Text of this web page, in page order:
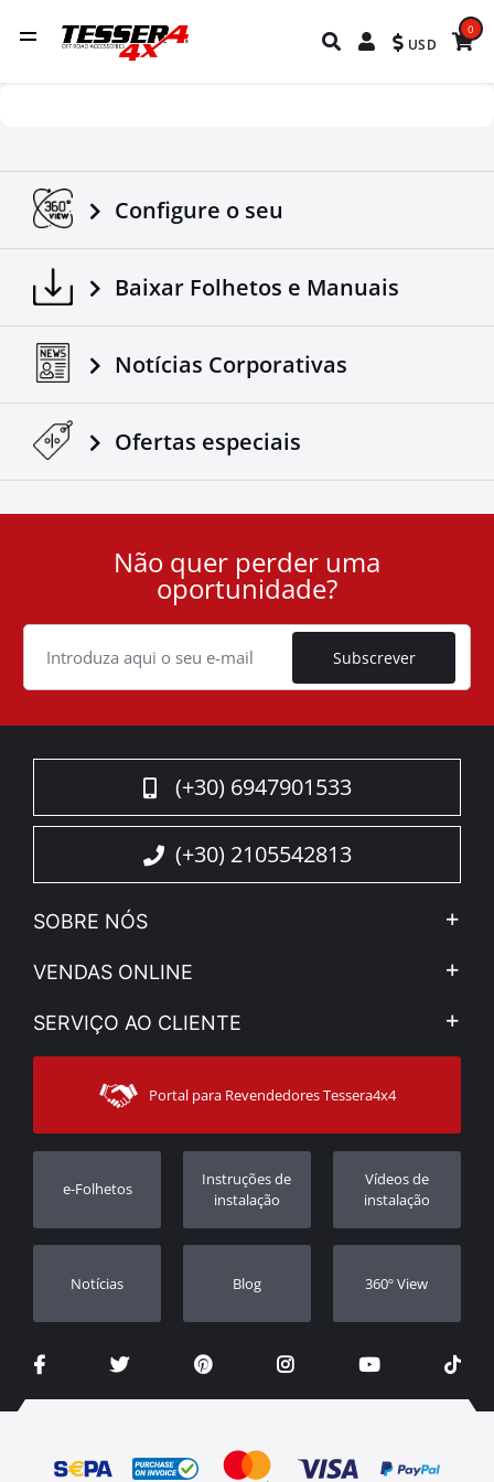
USD
0
Configure o seu
Baixar Folhetos e Manuais
Notícias Corporativas
Ofertas especiais
Cookie
Não quer perder uma
oportunidade?
Subscrever
(+30) 6947901533
(+30) 2105542813
SOBRE NÓS
A Companhia
Notícias
Sitemap
VENDAS ONLINE
Minha Conta
Modos de Enviο
SERVIÇO AO CLIENTE
Contacto
Apoio ao cliente
Rastrear ordem
Revendedores
Portal para Revendedores Tessera4x4
e-Folhetos
Instruções de
instalação
Vídeos de
instalação
Notícias Blog 360º View